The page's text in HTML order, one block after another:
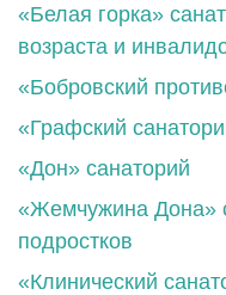
«Белая горка»
возраста и
«Бобровский
«Графский
«Дон» санаторий
«Жемчужина Дона»
подростков
«Клинический